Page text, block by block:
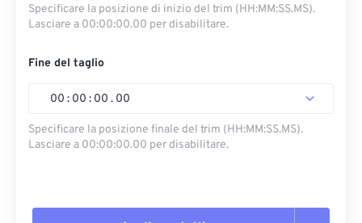
Specificare la posizione di inizio del trim (HH:MM:SS.MS).
Lasciare a 00:00:00.00 per disabilitare.
Fine del taglio
00 : 00 : 00 . 00
Specificare la posizione finale del trim (HH:MM:SS.MS).
Lasciare a 00:00:00.00 per disabilitare.